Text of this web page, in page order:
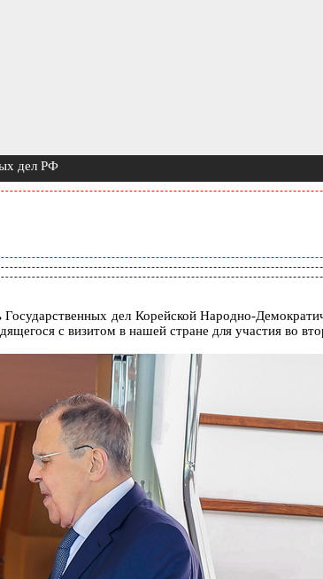
дел РФ
Государственных дел Корейской Народно-
с визитом в нашей стране для участия во